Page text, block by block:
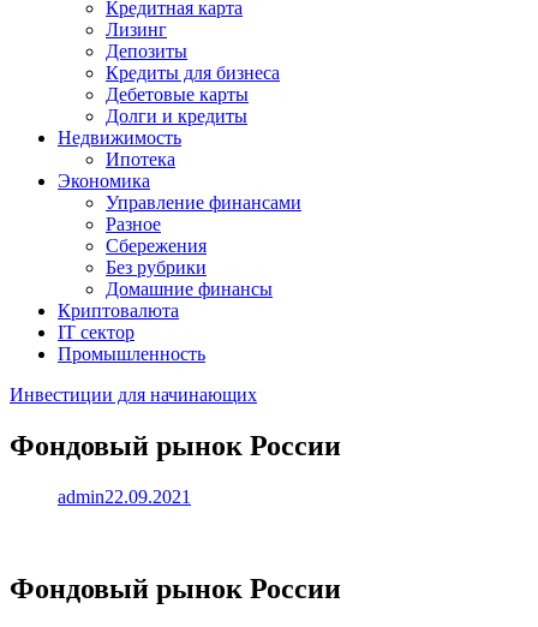
Кредитная карта
Лизинг
Депозиты
Кредиты для бизнеса
Дебетовые карты
Долги и кредиты
Недвижимость
Ипотека
Экономика
Управление финансами
Разное
Сбережения
Без рубрики
Домашние финансы
Криптовалюта
IT сектор
Промышленность
Инвестиции для начинающих
Фондовый рынок России
admin22.09.2021
Фондовый рынок России